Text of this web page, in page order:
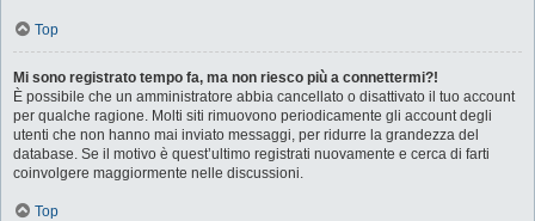
Top
Mi sono registrato tempo fa, ma non riesco più a connettermi?!
È possibile che un amministratore abbia cancellato o disattivato il tuo account
per qualche ragione. Molti siti rimuovono periodicamente gli account degli
utenti che non hanno mai inviato messaggi, per ridurre la grandezza del
database. Se il motivo è quest’ultimo registrati nuovamente e cerca di farti
coinvolgere maggiormente nelle discussioni.
Top